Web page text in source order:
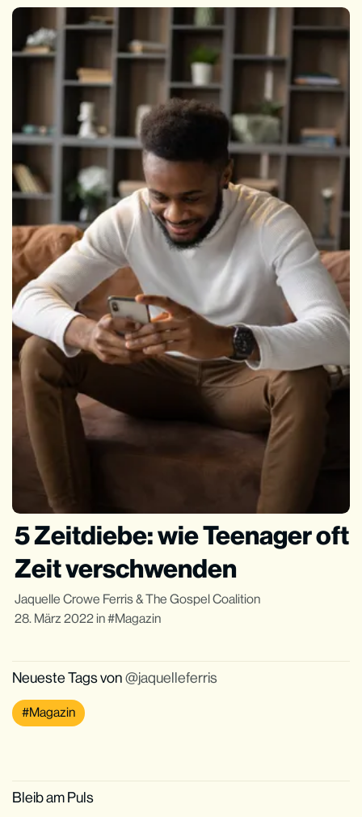
5 Zeitdiebe: wie Teenager oft
Zeit verschwenden
Jaquelle Crowe Ferris&The Gospel Coalition
28. März 2022 in Magazin
Neueste Tags von jaquelleferris
Magazin
Bleib am Puls